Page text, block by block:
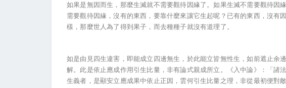
如果是無因而生，那麼生滅就不需要觀待因緣了。如果生滅不需要觀待因
需要觀待因緣，沒有的東西，要靠什麼來讓它生起呢？已有的東西，沒有
樣，那麼世人為了得到果子，而去種種子就沒有道理了。
如是由見四生違害，即能成立四邊無生，於此能立皆無性生，如前遮止余
解。此是依止應成作用引生比量，非有論式親成所立。《入中論》：「諸
生義者，是顯安立應成果中依止正因，雲何引生比量之理，非從最初便對